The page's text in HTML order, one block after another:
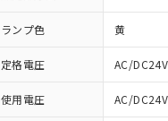
ランプ色 黄
定格電圧 AC/DC24V
使用電圧 AC/